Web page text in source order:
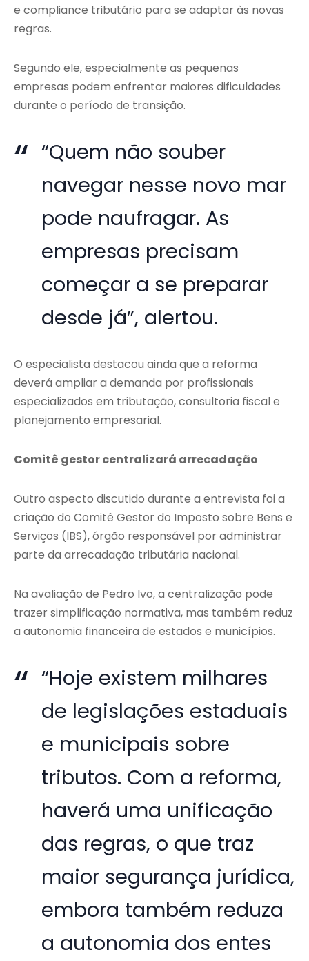
e compliance tributário para se adaptar às novas
regras.
Segundo ele, especialmente as pequenas
empresas podem enfrentar maiores dificuldades
durante o período de transição.
“Quem não souber
navegar nesse novo mar
pode naufragar. As
empresas precisam
começar a se preparar
desde já”, alertou.
O especialista destacou ainda que a reforma
deverá ampliar a demanda por profissionais
especializados em tributação, consultoria fiscal e
planejamento empresarial.
Comitê gestor centralizará arrecadação
Outro aspecto discutido durante a entrevista foi a
criação do Comitê Gestor do Imposto sobre Bens e
Serviços (IBS), órgão responsável por administrar
parte da arrecadação tributária nacional.
Na avaliação de Pedro Ivo, a centralização pode
trazer simplificação normativa, mas também reduz
a autonomia financeira de estados e municípios.
“Hoje existem milhares
de legislações estaduais
e municipais sobre
tributos. Com a reforma,
haverá uma unificação
das regras, o que traz
maior segurança jurídica,
embora também reduza
a autonomia dos entes